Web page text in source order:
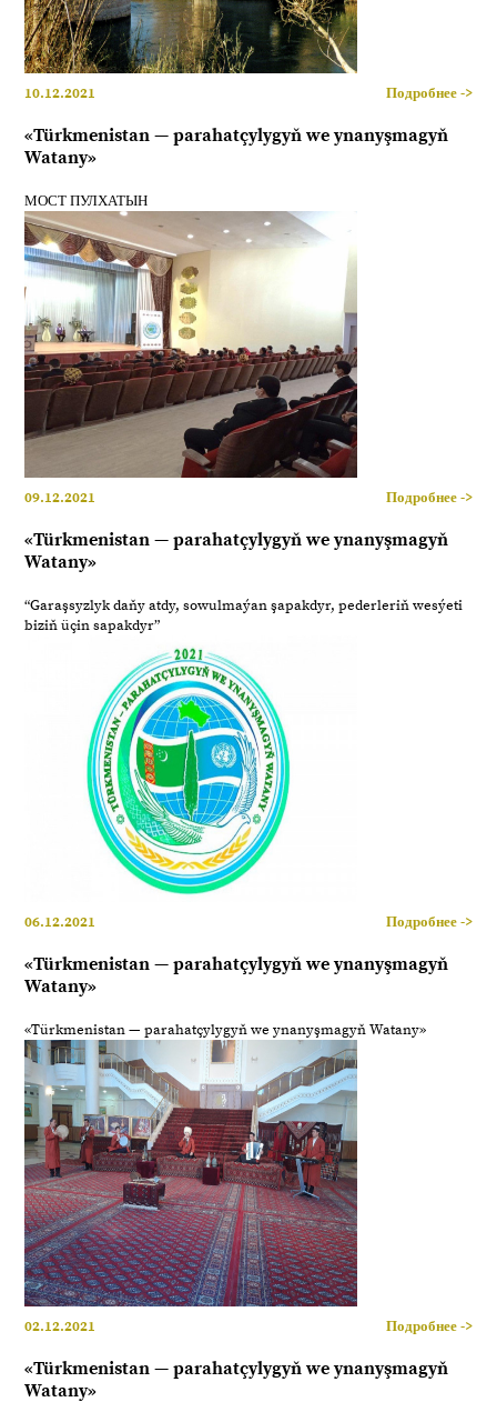
10.12.2021 Подробнее ->
«Türkmenistan — parahatçylygyň we ynanyşmagyň
Watany»
МОСТ ПУЛХАТЫН
09.12.2021 Подробнее ->
«Türkmenistan — parahatçylygyň we ynanyşmagyň
Watany»
“Garaşsyzlyk daňy atdy, sowulmaýan şapakdyr, pederleriň wesýeti
biziň üçin sapakdyr”
06.12.2021 Подробнее ->
«Türkmenistan — parahatçylygyň we ynanyşmagyň
Watany»
«Türkmenistan — parahatçylygyň we ynanyşmagyň Watany»
02.12.2021 Подробнее ->
«Türkmenistan — parahatçylygyň we ynanyşmagyň
Watany»